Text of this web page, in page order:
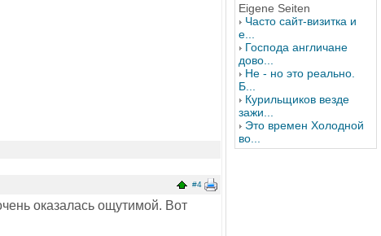
#4
оказалась ощутимой. Вот
Eigene Seiten
Часто сайт-визитка и
е...
Господа англичане
дово...
Не - но это реально.
Б...
Курильщиков везде
зажи...
Это времен Холодной
во...